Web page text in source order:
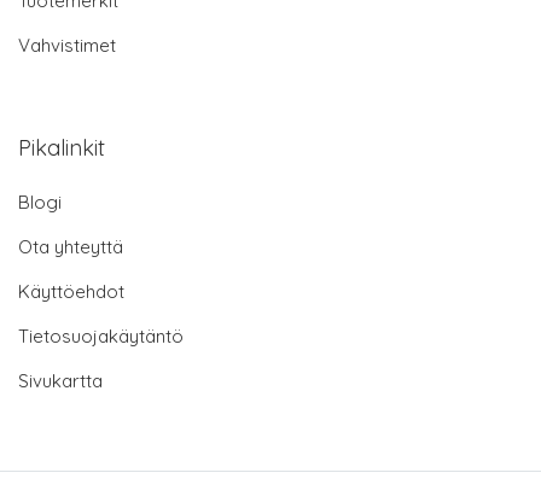
Vahvistimet
Pikalinkit
Blogi
Ota yhteyttä
Käyttöehdot
Tietosuojakäytäntö
Sivukartta